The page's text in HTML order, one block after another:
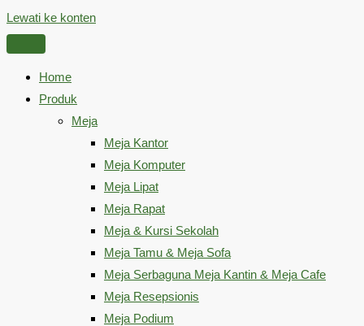
Lewati ke konten
Home
Produk
Meja
Meja Kantor
Meja Komputer
Meja Lipat
Meja Rapat
Meja & Kursi Sekolah
Meja Tamu & Meja Sofa
Meja Serbaguna Meja Kantin & Meja Cafe
Meja Resepsionis
Meja Podium